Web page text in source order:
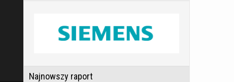
Najnowszy raport